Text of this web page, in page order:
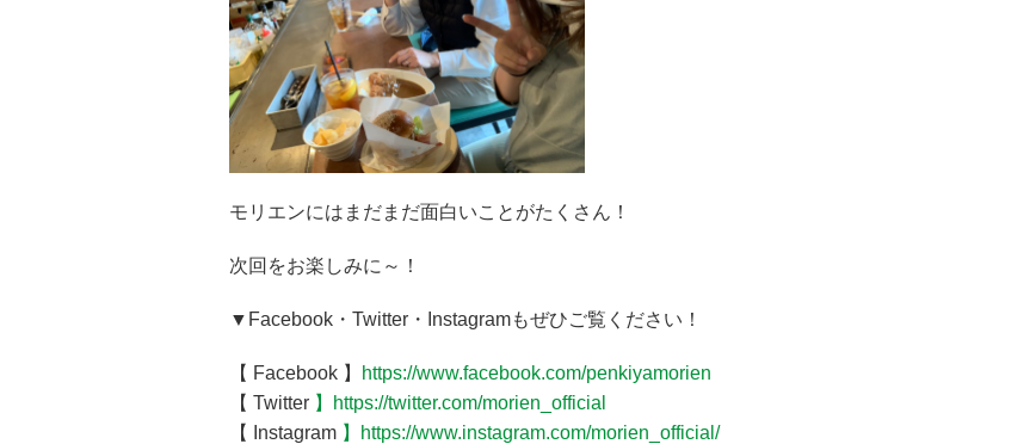
モリエンにはまだまだ面白いことがたくさん！
次回をお楽しみに～！
▼Facebook・Twitter・Instagramもぜひご覧ください！
【 Facebook 】
https://www.facebook.com/penkiyamorien
【 Twitter 】https://twitter.com/morien_official
【 Instagram 】https://www.instagram.com/morien_official/